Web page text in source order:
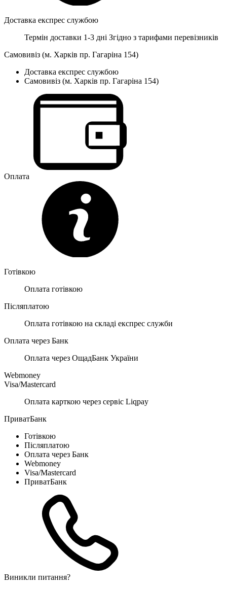
Доставка експрес службою
Термін доставки 1-3 дні Згідно з тарифами перевізників
Самовивіз (м. Харків пр. Гагаріна 154)
Доставка експрес службою
Самовивіз (м. Харків пр. Гагаріна 154)
Оплата
Готівкою
Оплата готівкою
Післяплатою
Оплата готівкою на складі експрес служби
Оплата через Банк
Оплата через ОщадБанк України
Webmoney
Visa/Mastercard
Оплата карткою через сервіс Liqpay
ПриватБанк
Готівкою
Післяплатою
Оплата через Банк
Webmoney
Visa/Mastercard
ПриватБанк
Виникли питання?